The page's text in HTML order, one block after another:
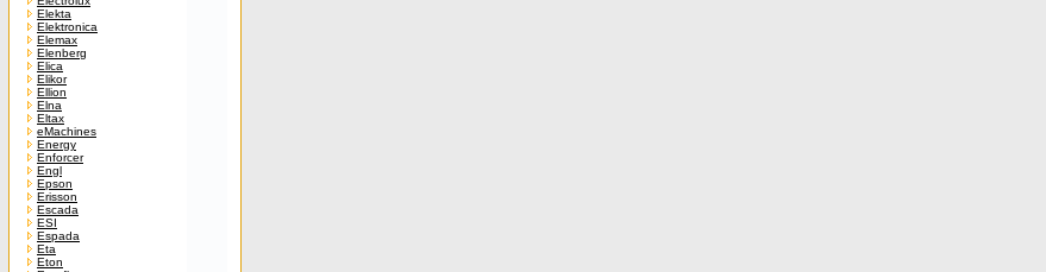
Elekta
Elektronica
Elemax
Elenberg
Elica
Elikor
Ellion
Elna
Eltax
eMachines
Energy
Enforcer
Engl
Epson
Erisson
Escada
ESI
Espada
Eta
Eton